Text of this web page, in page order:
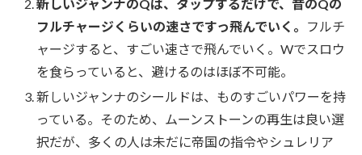
新しいジャンナのQは、タップするだけで、昔のQの
フルチャージくらいの速さですっ飛んでいく。 フルチ
ャージすると、すごい速さで飛んでいく。Wでスロウ
を食らっていると、避けるのはほぼ不可能。
新しいジャンナのシールドは、ものすごいパワーを持
っている。そのため、ムーンストーンの再生は良い選
択だが、多くの人は未だに帝国の指令やシュレリア